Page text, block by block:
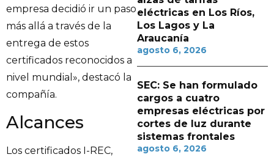
empresa decidió ir un paso
más allá a través de la
entrega de estos
certificados reconocidos a
nivel mundial», destacó la
compañía.
Alcances
Los certificados I-REC,
eléctricas en Los Ríos,
Los Lagos y La
Araucanía
agosto 6, 2026
SEC: Se han formulado
cargos a cuatro
empresas eléctricas por
cortes de luz durante
sistemas frontales
agosto 6, 2026